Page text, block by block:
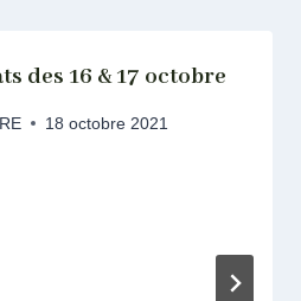
des 16 & 17 octobre
18 octobre 2021